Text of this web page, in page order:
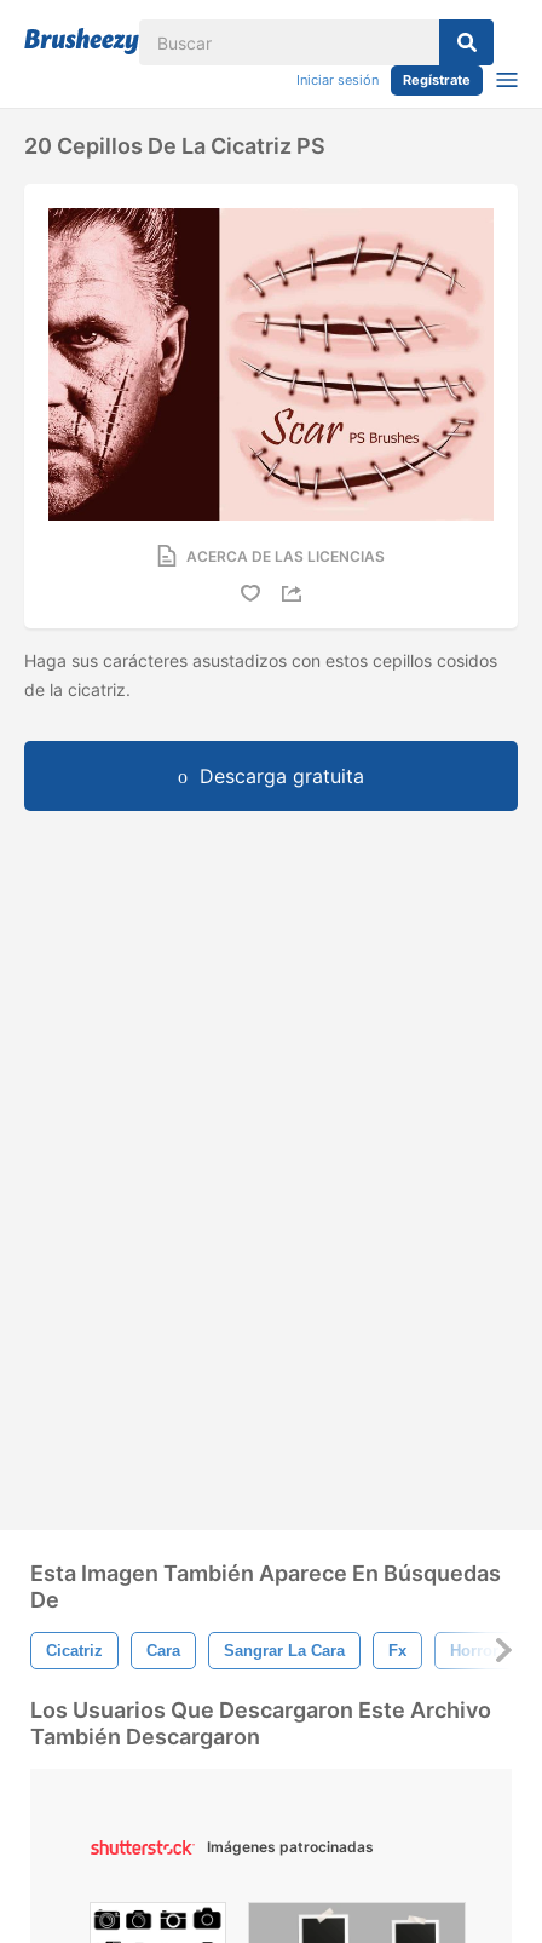
Iniciar sesión Regístrate
20 Cepillos De La Cicatriz PS
ACERCA DE LAS LICENCIAS
Haga sus carácteres asustadizos con estos cepillos cosidos
de la cicatriz.
Descarga gratuita
Esta Imagen También Aparece En Búsquedas
De
Cicatriz Cara Sangrar La Cara Fx Horror
Los Usuarios Que Descargaron Este Archivo
También Descargaron
Imágenes patrocinadas